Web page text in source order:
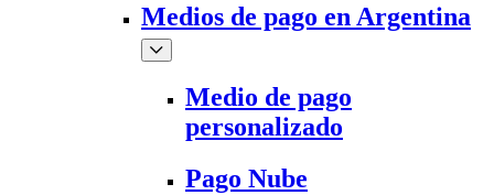
Medios de pago en Argentina
Medio de pago
personalizado
Pago Nube